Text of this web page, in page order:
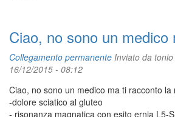
Ciao, no sono un medico
Collegamento permanente Inviato da
16/12/2015 - 08:12
Ciao, no sono un medico ma ti racconto la
-dolore sciatico al gluteo
- risonanza magnatica con esito ernia L5-